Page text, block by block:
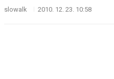
slowalk 2010. 12. 23. 10:58